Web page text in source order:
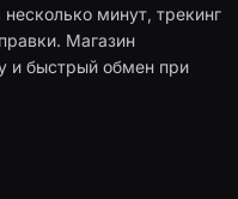
минут, трекинг
Магазин
и быстрый обмен при